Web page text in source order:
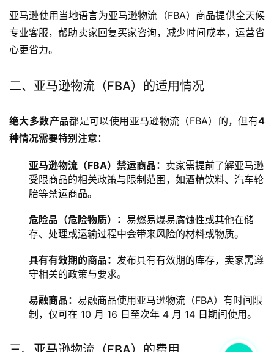
亚马逊使用当地语言为亚马逊物流（FBA）商品提供全天候
专业客服，帮助卖家回复买家咨询，减少时间成本，运营省
心更省力。
二、亚马逊物流（FBA）的适用情况
绝大多数产品都是可以使用亚马逊物流（FBA）的，但有4
种情况需要特别注意 ：
亚马逊物流（FBA）禁运商品： 卖家需提前了解亚马逊
受限商品的相关政策与限制范围，如酒精饮料、汽车轮
胎等禁运商品。
危险品（危险物质）： 易燃易爆易腐蚀性或其他在储
存、处理或运输过程中会带来风险的材料或物质。
具有有效期的商品： 发布具有有效期的库存，卖家需遵
守相关的政策与要求。
易融商品： 易融商品使用亚马逊物流（FBA）有时间限
制，仅可在 10 月 16 日至次年 4 月 14 日期间使用。